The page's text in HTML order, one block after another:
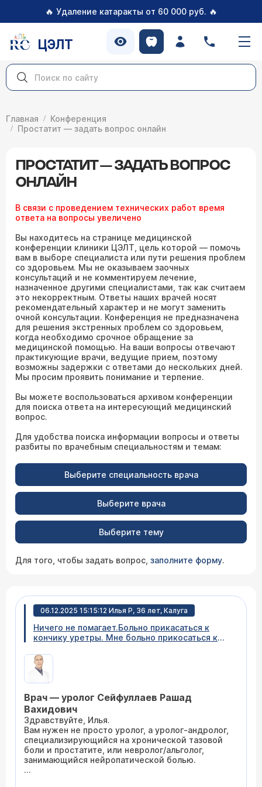
🔥 Удаление катаракты от 60 000 руб. 🔥
ЦЭЛТ
Главная
Конференция
Простатит — задать вопрос онлайн
ПРОСТАТИТ — ЗАДАТЬ ВОПРОС
ОНЛАЙН
В связи с проведением технических работ время
ответа на вопросы увеличено
Вы находитесь на странице медицинской
конференции клиники ЦЭЛТ, цель которой — помочь
вам в выборе специалиста или пути решения проблем
со здоровьем. Мы не оказываем заочных
консультаций и не комментируем лечение,
назначенное другими специалистами, так как считаем
это некорректным. Ответы наших врачей носят
рекомендательный характер и не могут заменить
очной консультации. Конференция не предназначена
для решения экстренных проблем со здоровьем,
когда необходимо срочное обращение за
медицинской помощью. На ваши вопросы отвечают
практикующие врачи, ведущие прием, поэтому
возможны задержки с ответами до нескольких дней.
Мы просим проявить понимание и терпение.
Вы можете воспользоваться архивом конференции
для поиска ответа на интересующий медицинский
вопрос.
Для удобства поиска информации вопросы и ответы
разбиты по врачебным специальностям и темам:
Выберите специальность врача
Выберите врача
Выберите тему
Для того, чтобы задать вопрос, заполните форму.
06.12.2025 15:15:12 Илья Р, 36 лет, Калуга
Ничего не помагает.Больно прикасаться к
кончику уретры. Мне больно прикосаться к
губки уретры.Особено больно когда эрекция
или после секса. После мастурбации даже
когда эрекции нет чуствуется через трусы
чуствуется.Все врачи которые осматривали
сказали что снаружи по виду и внутри всё
нормально. Что я пробывал.
Мирамистин,какой то крем от грибков.Вроде
называется пимафуцин или китамазол.Сейчас
10 дней пропил антибиоткик.Анализы всегда
хорошие.D посеве На Микрофлору нашли
Enerococus faecalis 10^5 ,Steptococus mitis
Врач — уролог Сейфуллаев Рашад
Вахидович
Здравствуйте, Илья.
Вам нужен не просто уролог, а уролог-андролог,
специализирующийся на хронической тазовой
боли и простатите, или невролог/альголог,
занимающийся нейропатической болью.